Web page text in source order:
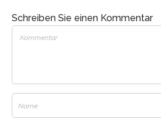
Schreiben Sie einen Kommentar